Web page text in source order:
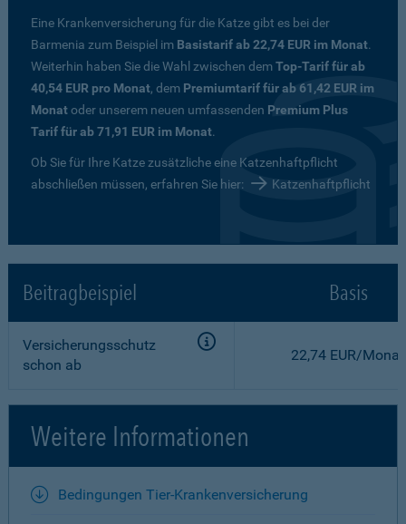
Eine Krankenversicherung für die Katze gibt es bei der
Barmenia zum Beispiel im Basistarif ab 22,74 EUR im Monat.
Weiterhin haben Sie die Wahl zwischen demTop-Tarif für ab
40,54 EUR pro Monat, dem Premiumtarif für ab 61,42 EUR im
Monatoder unserem neuen umfassenden Premium Plus
Tarif für ab 71,91 EUR im Monat.
Ob Sie für Ihre Katze zusätzliche eine Katzenhaftpflicht
abschließen müssen, erfahren Sie hier:
Katzenhaftpflicht
Beitragbeispiel Basis
Versicherungsschutz
schon ab
22,74 EUR/Monat
Weitere Informationen
Bedingungen Tier-Krankenversicherung